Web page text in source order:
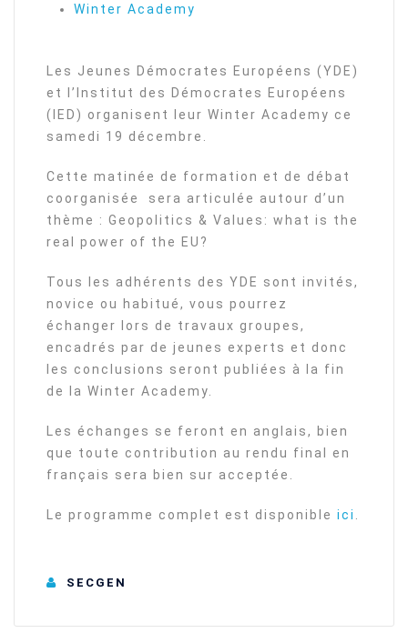
Winter Academy
Les Jeunes Démocrates Européens (YDE)
et l’Institut des Démocrates Européens
(IED) organisent leur Winter Academy ce
samedi 19 décembre.
Cette matinée de formation et de débat
coorganisée sera articulée autour d’un
thème : Geopolitics & Values: what is the
real power of the EU?
Tous les adhérents des YDE sont invités,
novice ou habitué, vous pourrez
échanger lors de travaux groupes,
encadrés par de jeunes experts et donc
les conclusions seront publiées à la fin
de la Winter Academy.
Les échanges se feront en anglais, bien
que toute contribution au rendu final en
français sera bien sur acceptée.
Le programme complet est disponible ici
SECGEN